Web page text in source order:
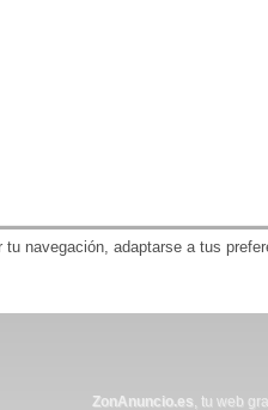
ZonAnuncio.es, tu web
navegación, adaptarse a tus